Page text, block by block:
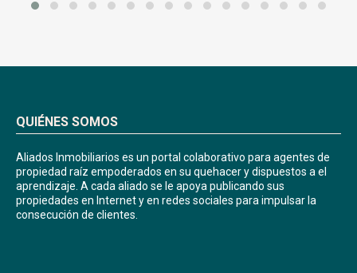
QUIÉNES SOMOS
Aliados Inmobiliarios es un portal colaborativo para agentes de
propiedad raíz empoderados en su quehacer y dispuestos a el
aprendizaje. A cada aliado se le apoya publicando sus
propiedades en Internet y en redes sociales para impulsar la
consecución de clientes.